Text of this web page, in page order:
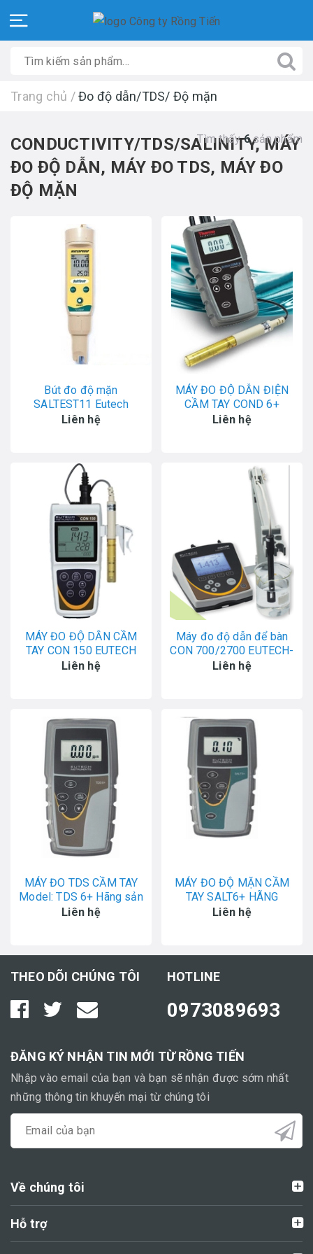
Trang chủ /Đo độ dẫn/TDS/ Độ mặn
CONDUCTIVITY/TDS/SALINITY, MÁY
ĐO ĐỘ DẪN, MÁY ĐO TDS, MÁY ĐO
ĐỘ MẶN
Tìm thấy6sản phẩm
Bút đo độ mặn
SALTEST11 Eutech
Liên hệ
MÁY ĐO ĐỘ DẪN ĐIỆN
CẦM TAY COND 6+
EUTECH
Liên hệ
MÁY ĐO ĐỘ DẪN CẦM
TAY CON 150 EUTECH
Liên hệ
Máy đo độ dẫn để bàn
CON 700/2700 EUTECH-
Singapore
Liên hệ
MÁY ĐO TDS CẦM TAY
Model: TDS 6+ Hãng sản
xuất: Eutech
Liên hệ
MÁY ĐO ĐỘ MẶN CẦM
TAY SALT6+ HÃNG
EUTECH- SINGAPORE
Liên hệ
THEO DÕI CHÚNG TÔI HOTLINE
0973089693
ĐĂNG KÝ NHẬN TIN MỚI TỪ RỒNG TIẾN
Nhập vào email của bạn và bạn sẽ nhận được sớm nhất
những thông tin khuyến mại từ chúng tôi
Về chúng tôi
Hỗ trợ